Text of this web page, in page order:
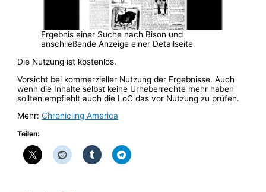
Ergebnis einer Suche nach Bison und
anschließende Anzeige einer Detailseite
Die Nutzung ist kostenlos.
Vorsicht bei kommerzieller Nutzung der Ergebnisse. Auch
wenn die Inhalte selbst keine Urheberrechte mehr haben
sollten empfiehlt auch die LoC das vor Nutzung zu prüfen.
Mehr:Chronicling America
Teilen: